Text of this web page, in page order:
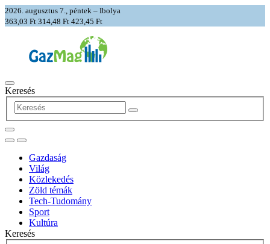
2026. augusztus 7., péntek – Ibolya
363,03 Ft 314,48 Ft 423,45 Ft
Keresés
Gazdaság
Világ
Közlekedés
Zöld témák
Tech-Tudomány
Sport
Kultúra
Keresés